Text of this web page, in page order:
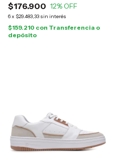
$176.900 12% OFF
6x $29.483,33 sin interés
$159.210 con Transferencia o
depósito